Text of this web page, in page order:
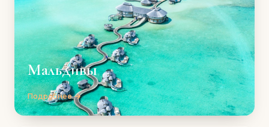
Мальдивы
Подробнее →